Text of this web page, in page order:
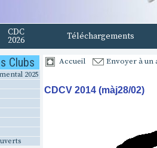
CDC
2026 Téléchargements
Clubs
2025
Accueil Envoyer à un
CDCV 2014 (màj28/02)